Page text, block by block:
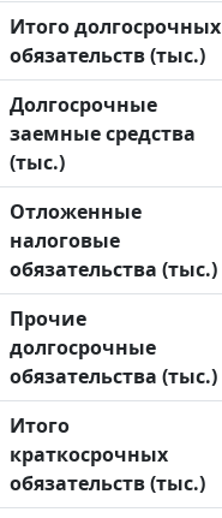
Итого долгосрочных
обязательств (тыс.)
Долгосрочные
заемные средства
(тыс.)
Отложенные
налоговые
обязательства (тыс.)
Прочие
долгосрочные
обязательства (тыс.)
Итого
краткосрочных
обязательств (тыс.)